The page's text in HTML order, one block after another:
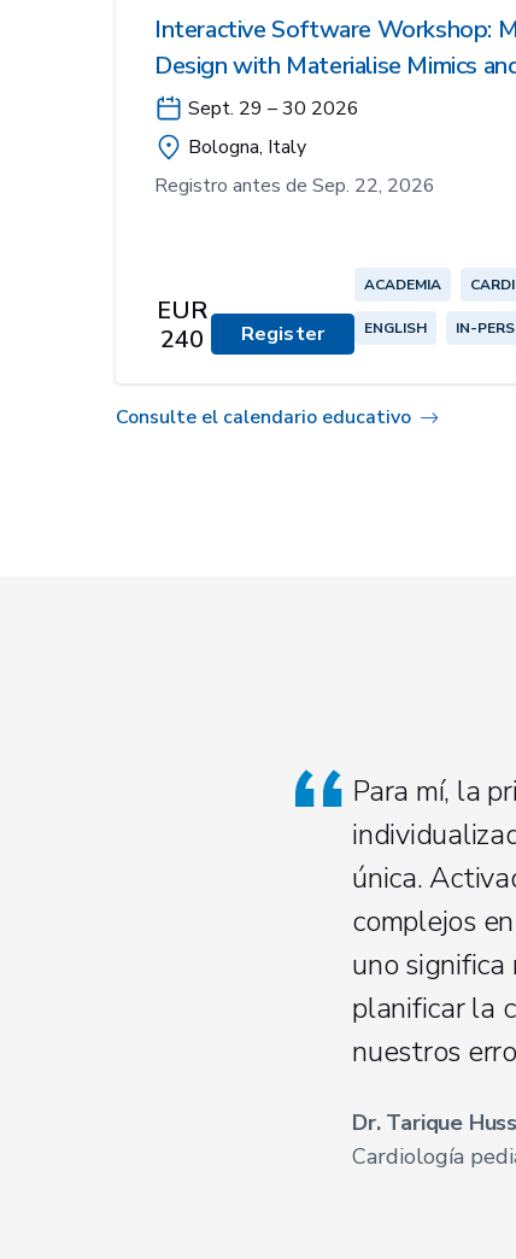
Interactive Software Workshop:
Design with Materialise Mimics
Sept. 29 – 30 2026
Bologna, Italy
Registro antes de Sep. 22, 2026
EUR
240
Register
ACADEMIA
ENGLISH IN-
Consulte el calendario educativo
Para mí, la
única.
complejos
uno
planificar la
nuestros
Dr. Tarique
Cardiología